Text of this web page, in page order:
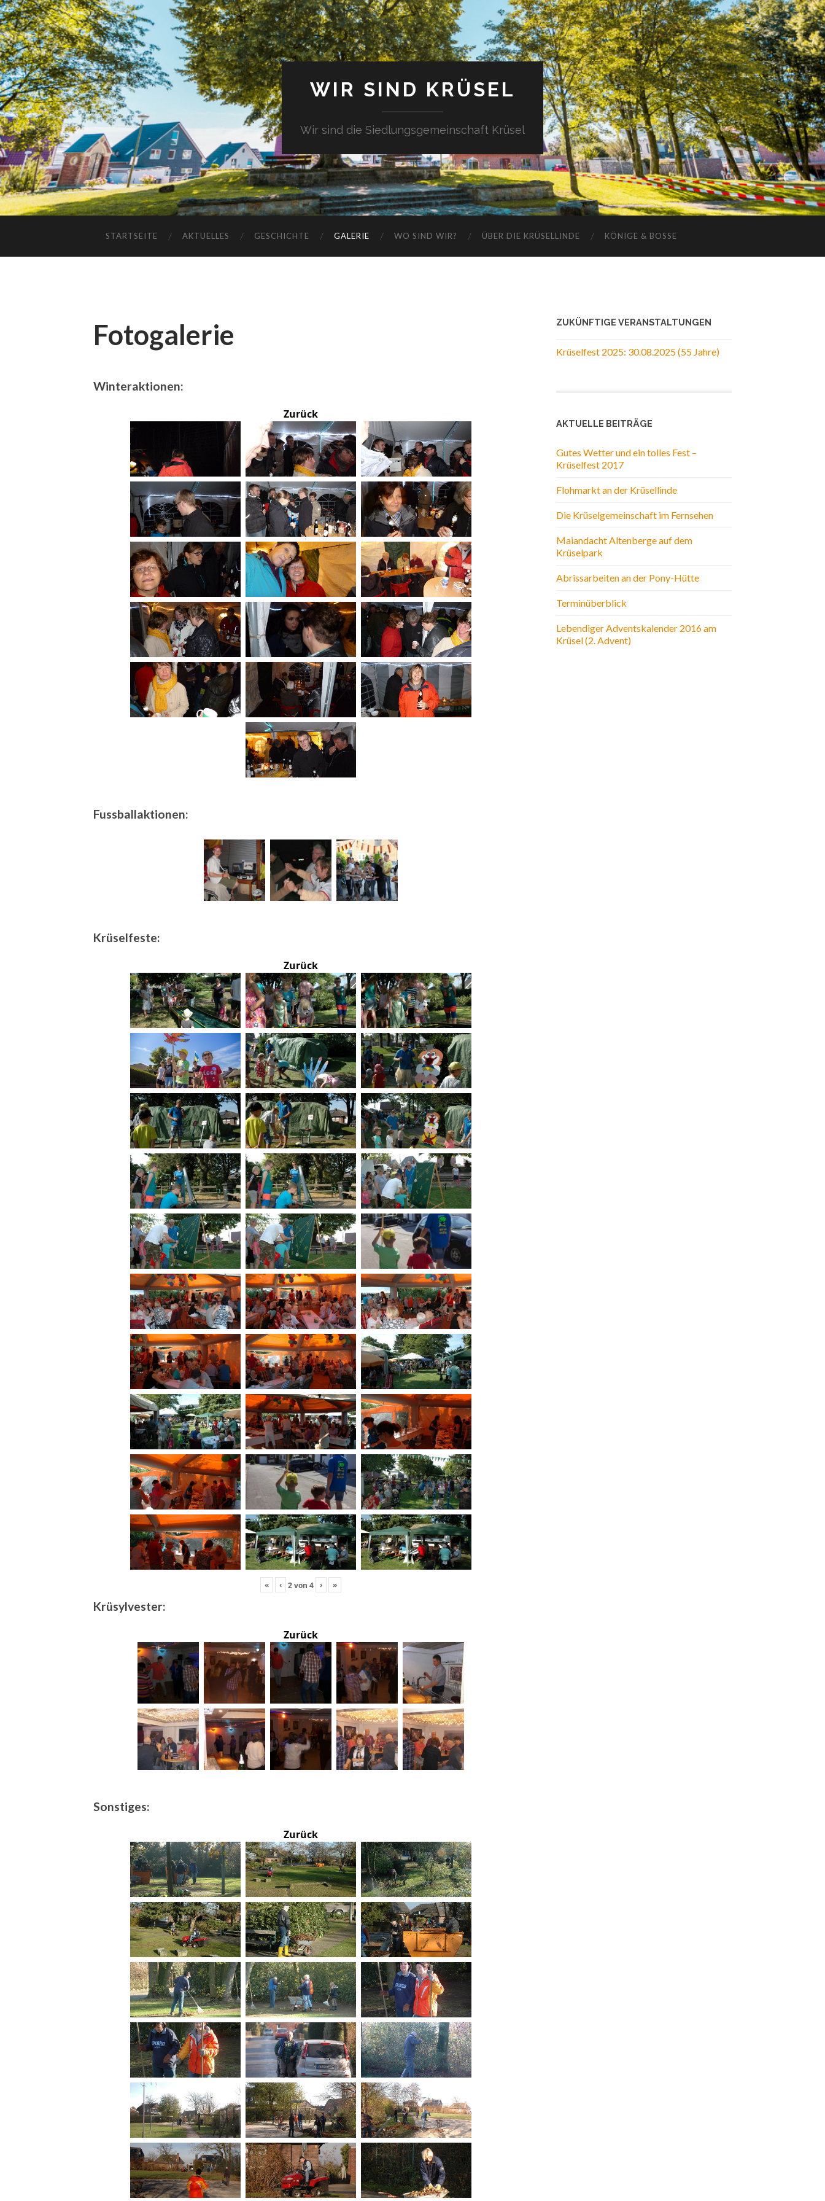
WIR SIND KRÜSEL
Wir sind die Siedlungsgemeinschaft Krüsel
STARTSEITE AKTUELLES GESCHICHTE GALERIE WO SIND WIR? ÜBER DIE KRÜSELLINDE KÖNIGE & BOSSE
Fotogalerie
Winteraktionen:
Zurück
Fussballaktionen:
Krüselfeste:
Zurück
« ‹ 2von 4 › »
Krüsylvester:
Zurück
Sonstiges:
Zurück
ZUKÜNFTIGE VERANSTALTUNGEN
Krüselfest 2025: 30.08.2025 (55 Jahre)
AKTUELLE BEITRÄGE
Gutes Wetter und ein tolles Fest –
Krüselfest 2017
Flohmarkt an der Krüsellinde
Die Krüselgemeinschaft im Fernsehen
Maiandacht Altenberge auf dem
Krüselpark
Abrissarbeiten an der Pony-Hütte
Terminüberblick
Lebendiger Adventskalender 2016 am
Krüsel (2. Advent)